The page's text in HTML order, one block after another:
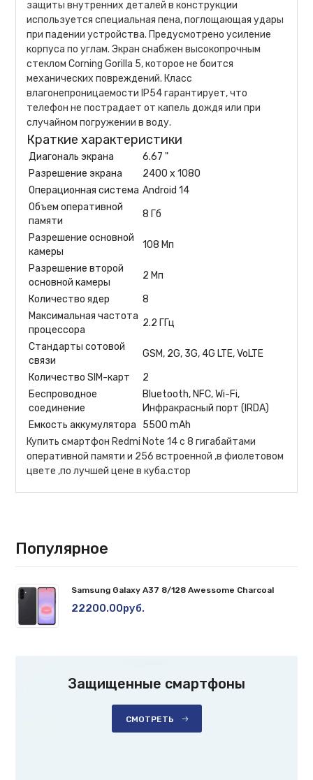
защиты внутренних деталей в конструкции
используется специальная пена, поглощающая удары
при падении устройства. Предусмотрено усиление
корпуса по углам. Экран снабжен высокопрочным
стеклом Corning Gorilla 5, которое не боится
механических повреждений. Класс
влагонепроницаемости IP54 гарантирует, что
телефон не пострадает от капель дождя или при
случайном погружении в воду.
Краткие характеристики
Диагональ экрана
6.67 "
Разрешение экрана
2400 x 1080
Операционная система Android 14
Объем оперативной
памяти
8 Гб
Разрешение основной
камеры
108 Мп
Разрешение второй
основной камеры
2 Мп
Количество ядер
8
Максимальная частота
процессора
2.2 ГГц
Стандарты сотовой
связи
GSM, 2G, 3G, 4G LTE, VoLTE
Количество SIM-карт
2
Беспроводное
соединение
Bluetooth, NFC, Wi-Fi,
Инфракрасный порт (IRDA)
Емкость аккумулятора
5500 mAh
Купить смартфон Redmi Note 14 с 8 гигабайтами
оперативной памяти и 256 встроенной ,в фиолетовом
цвете ,по лучшей цене в куба.стор
Популярное
Samsung Galaxy A37 8/128 Awessome Charcoal
22200.00руб.
Защищенные смартфоны
СМОТРЕТЬ